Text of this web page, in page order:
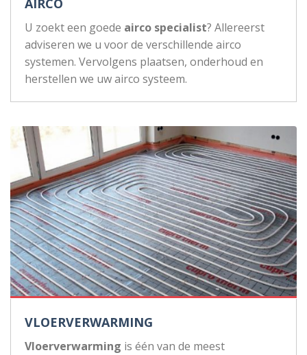
AIRCO
U zoekt een goede airco specialist? Allereerst
adviseren we u voor de verschillende airco
systemen. Vervolgens plaatsen, onderhoud en
herstellen we uw airco systeem.
VLOERVERWARMING
Vloerverwarming is één van de meest